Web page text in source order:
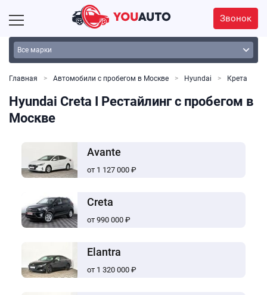
Звонок
Главная Автомобили с пробегом в Москве Hyundai Крета
Hyundai Creta I Рестайлинг с пробегом в
Москве
Avante
от 1 127 000 ₽
Creta
от 990 000 ₽
Elantra
от 1 320 000 ₽